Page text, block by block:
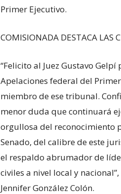
Primer Ejecutivo.
COMISIONADA DESTACA LAS
“Felicito al Juez Gustavo
Apelaciones federal del
miembro de ese tribunal.
menor duda que continuará
orgullosa del reconocimiento
Senado, del calibre de este
el respaldo abrumador de
civiles a nivel local y
Jennifer González Colón.